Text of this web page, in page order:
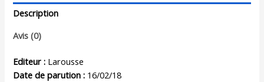
Description
Avis (0)
Editeur : Larousse
Date de parution : 16/02/18